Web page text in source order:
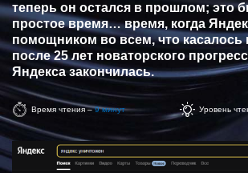
теперь он остался в прошлом; это
простое время… время, когда
помощником во всем, что касалось
после 25 лет новаторского
Яндекса закончилась.
Время чтения –9 минут Уровень